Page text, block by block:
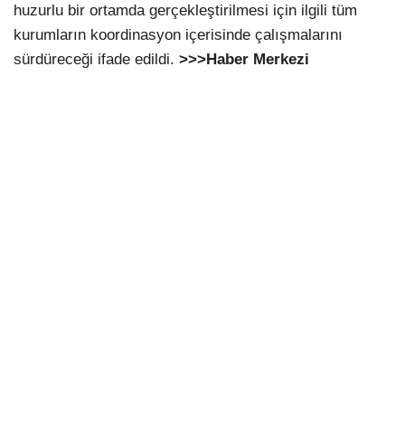
huzurlu bir ortamda gerçekleştirilmesi için ilgili tüm
kurumların koordinasyon içerisinde çalışmalarını
sürdüreceği ifade edildi. >>>Haber Merkezi